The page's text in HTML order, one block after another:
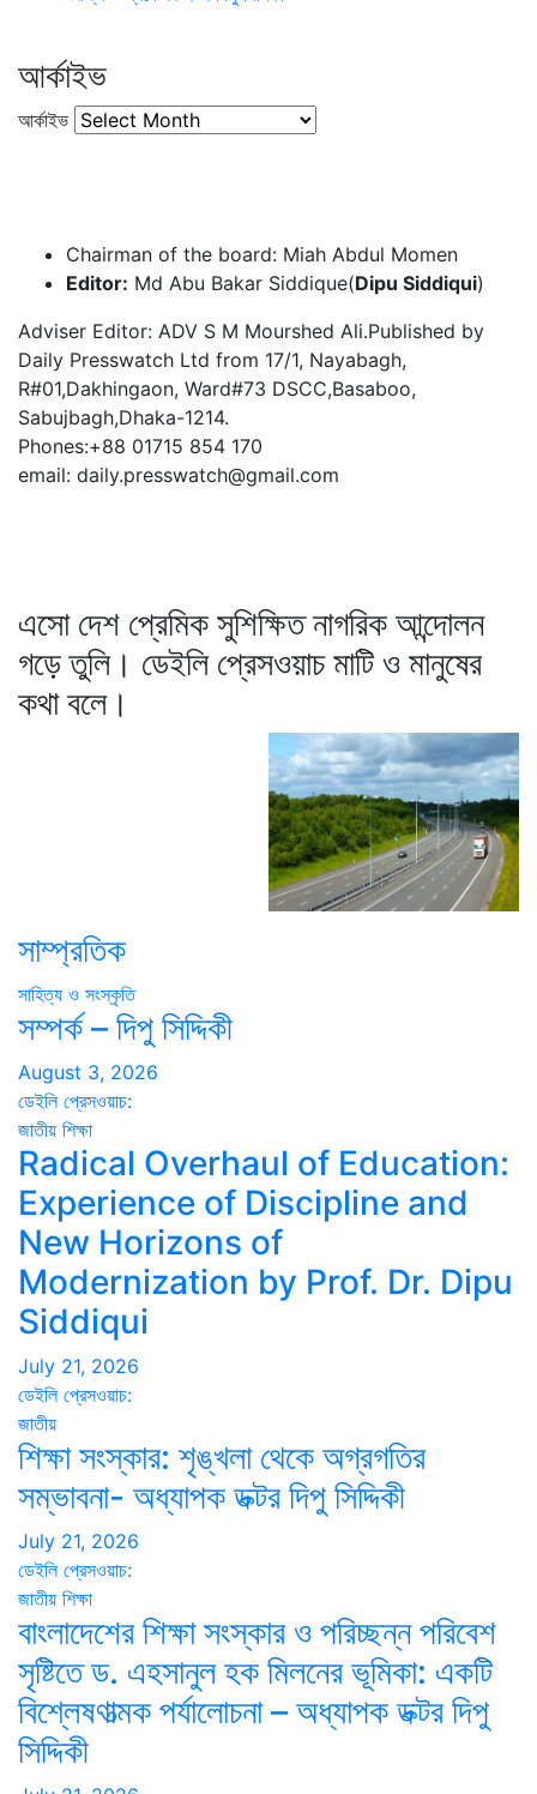
আর্কাইভ
আর্কাইভ
Chairman of the board: Miah Abdul Momen
Editor: Md Abu Bakar Siddique(Dipu Siddiqui)
Adviser Editor: ADV S M Mourshed Ali.Published by
Daily Presswatch Ltd from 17/1, Nayabagh,
R#01,Dakhingaon, Ward#73 DSCC,Basaboo,
Sabujbagh,Dhaka-1214.
Phones:+88 01715 854 170
email: daily.presswatch@gmail.com
এসো দেশ প্রেমিক সুশিক্ষিত নাগরিক আন্দোলন
গড়ে তুলি। ডেইলি প্রেসওয়াচ মাটি ও মানুষের
কথা বলে।
সাম্প্রতিক
সাহিত্য ও সংস্কৃতি
সম্পর্ক – দিপু সিদ্দিকী
August 3, 2026
ডেইলি প্রেসওয়াচ:
জাতীয় শিক্ষা
Radical Overhaul of Education:
Experience of Discipline and
New Horizons of
Modernization by Prof. Dr. Dipu
Siddiqui
July 21, 2026
ডেইলি প্রেসওয়াচ:
জাতীয়
শিক্ষা সংস্কার: শৃঙ্খলা থেকে অগ্রগতির
সম্ভাবনা- অধ্যাপক ডক্টর দিপু সিদ্দিকী
July 21, 2026
ডেইলি প্রেসওয়াচ:
জাতীয় শিক্ষা
বাংলাদেশের শিক্ষা সংস্কার ও পরিচ্ছন্ন পরিবেশ
সৃষ্টিতে ড. এহসানুল হক মিলনের ভূমিকা: একটি
বিশ্লেষণাত্মক পর্যালোচনা – অধ্যাপক ডক্টর দিপু
সিদ্দিকী